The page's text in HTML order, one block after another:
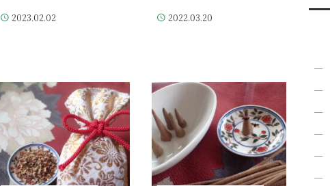
2023.02.02 2022.03.20